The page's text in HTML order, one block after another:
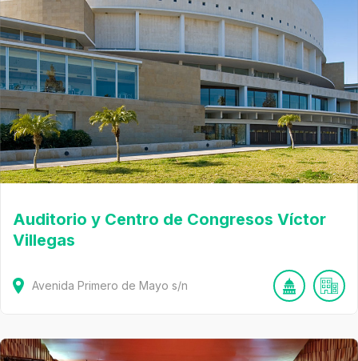
Auditorio y Centro de Congresos Víctor
Villegas
Avenida Primero de Mayo s/n